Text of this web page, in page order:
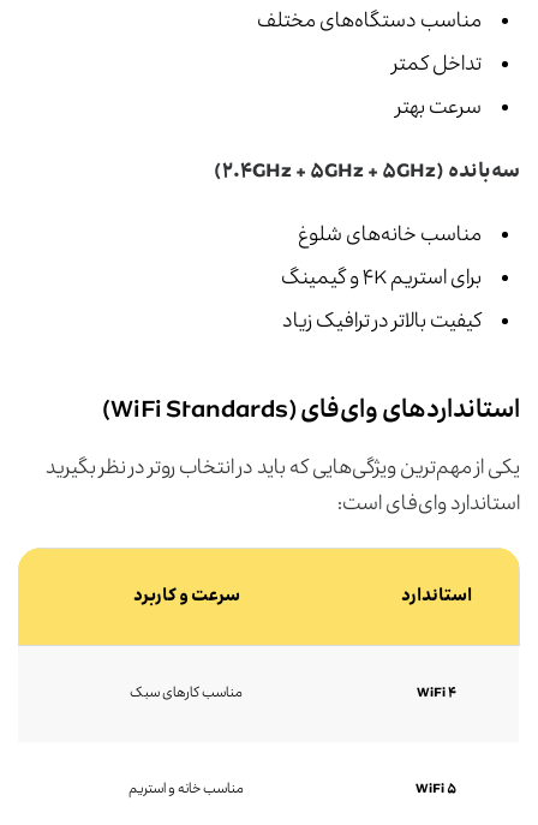
مناسب دستگاه‌های مختلف
تداخل کمتر
سرعت بهتر
سه‌بانده(۲.۴GHz + ۵GHz + ۵GHz)
مناسب خانه‌های شلوغ
برای استریم ۴K و گیمینگ
کیفیت بالاتر در ترافیک زیاد
استانداردهای وای‌فای (WiFi Standards)
یکی از مهم‌ترین ویژگی‌هایی که باید در انتخاب روتر در نظر بگیرید
استاندارد وای‌فای است:
استاندارد سرعت و کاربرد
WiFi ۴ مناسب کارهای سبک
WiFi ۵ مناسب خانه و استریم